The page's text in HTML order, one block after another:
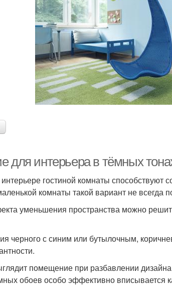
для интерьера в тёмных
гостиной комнаты способствуют
комнаты такой вариант не всегда
уменьшения пространства можно
черного с синим или бутылочным,
помещение при разбавлении
обоев особо эффективно вписывается